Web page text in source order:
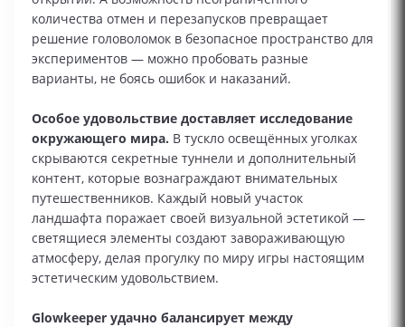
количества отмен и перезапусков превращает
решение головоломок в безопасное пространство для
экспериментов — можно пробовать разные
варианты, не боясь ошибок и наказаний.
Особое удовольствие доставляет исследование
окружающего мира. В тускло освещённых уголках
скрываются секретные туннели и дополнительный
контент, которые вознаграждают внимательных
путешественников. Каждый новый участок
ландшафта поражает своей визуальной эстетикой —
светящиеся элементы создают завораживающую
атмосферу, делая прогулку по миру игры настоящим
эстетическим удовольствием.
Glowkeeper удачно балансирует между